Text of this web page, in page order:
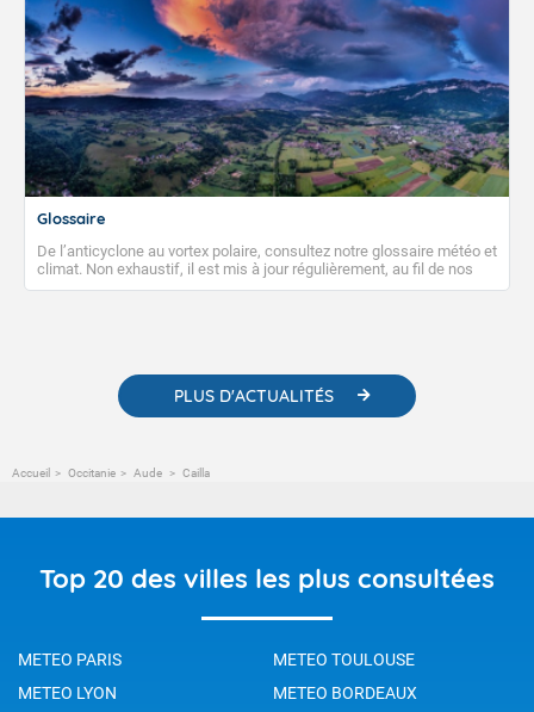
Glossaire
De l’anticyclone au vortex polaire, consultez notre glossaire météo et
climat. Non exhaustif, il est mis à jour régulièrement, au fil de nos
publications. Vous y trouverez également des liens utiles vers nos
PLUS D'ACTUALITÉS
Accueil Occitanie Aude Cailla
Top 20 des villes les plus consultées
METEO PARIS
METEO TOULOUSE
METEO LYON
METEO BORDEAUX